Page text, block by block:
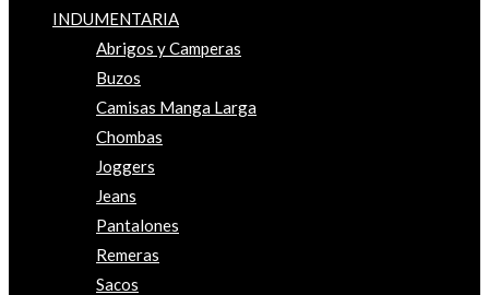
INDUMENTARIA
Abrigos y Camperas
Buzos
Camisas Manga Larga
Chombas
Joggers
Jeans
Pantalones
Remeras
Sacos